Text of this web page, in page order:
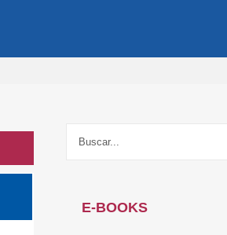
E-BOOKS